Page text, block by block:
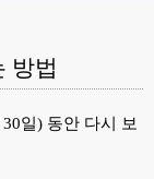
방법
일) 동안 다시 보